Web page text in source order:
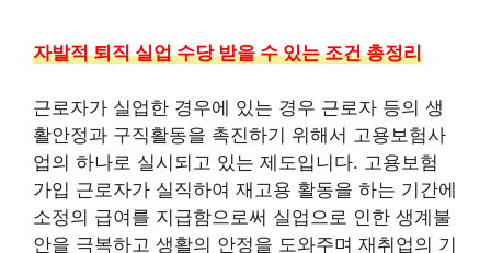
자발적 퇴직 실업 수당 받을 수 있는 조건 총정리
근로자가 실업한 경우에 있는 경우 근로자 등의 생
활안정과 구직활동을 촉진하기 위해서 고용보험사
업의 하나로 실시되고 있는 제도입니다. 고용보험
가입 근로자가 실직하여 재고용 활동을 하는 기간에
소정의 급여를 지급함으로써 실업으로 인한 생계불
안을 극복하고 생활의 안정을 도와주며 재취업의 기